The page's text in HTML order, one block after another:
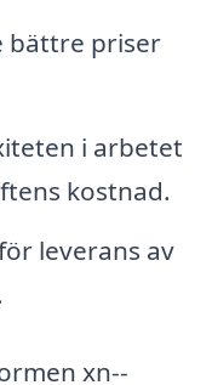
bättre priser
i arbetet
kostnad.
leverans av
xn--